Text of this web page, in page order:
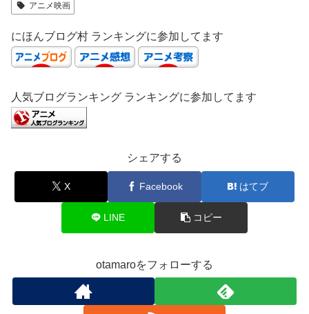
アニメ映画
にほんブログ村 ランキングに参加してます
人気ブログランキング ランキングに参加してます
シェアする
X Facebook はてブ
LINE コピー
otamaroをフォローする